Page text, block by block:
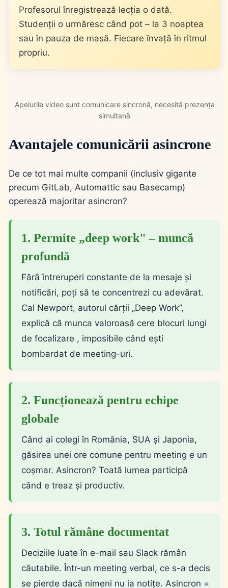
Profesorul înregistrează lecția o dată.
Studenții o urmăresc când pot – la 3 noaptea
sau în pauza de masă. Fiecare învață în ritmul
propriu.
Apelurile video sunt comunicare sincronă, necesită prezența
simultană
Avantajele comunicării asincrone
De ce tot mai multe companii (inclusiv gigante
precum GitLab, Automattic sau Basecamp)
operează majoritar asincron?
1. Permite „deep work" – muncă
profundă
Fără întreruperi constante de la mesaje și
notificări, poți să te concentrezi cu adevărat.
Cal Newport, autorul cărții „Deep Work”,
explică că munca valoroasă cere blocuri lungi
de focalizare , imposibile când ești
bombardat de meeting-uri.
2. Funcționează pentru echipe
globale
Când ai colegi în România, SUA și Japonia,
găsirea unei ore comune pentru meeting e un
coșmar. Asincron? Toată lumea participă
când e treaz și productiv.
3. Totul rămâne documentat
Deciziile luate în e-mail sau Slack rămân
căutabile. Într-un meeting verbal, ce s-a decis
se pierde dacă nimeni nu ia notițe. Asincron =